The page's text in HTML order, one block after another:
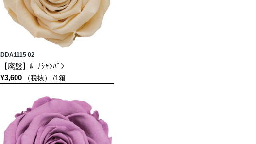
DDA1115 02
【廃盤】ﾙｰﾅｼｬﾝﾊﾟﾝ
¥3,600 （税抜） /1箱